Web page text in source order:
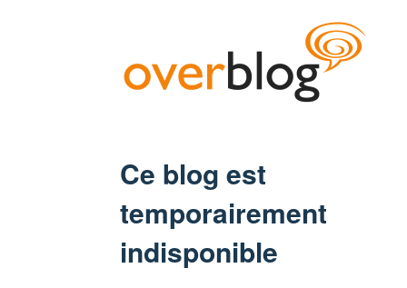
Ce blog est
temporairement
indisponible